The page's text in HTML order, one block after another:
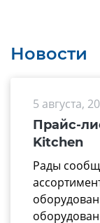
Новости
5 августа,
Прайс-
Kitchen
Рады